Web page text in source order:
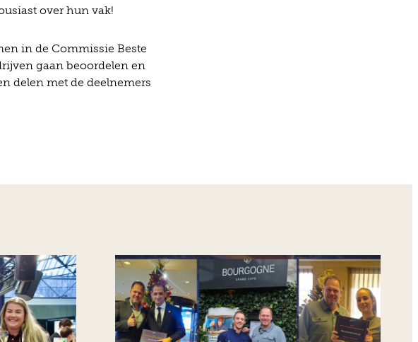
over hun vak!
in de Commissie Beste
gaan beoordelen en
delen met de deelnemers